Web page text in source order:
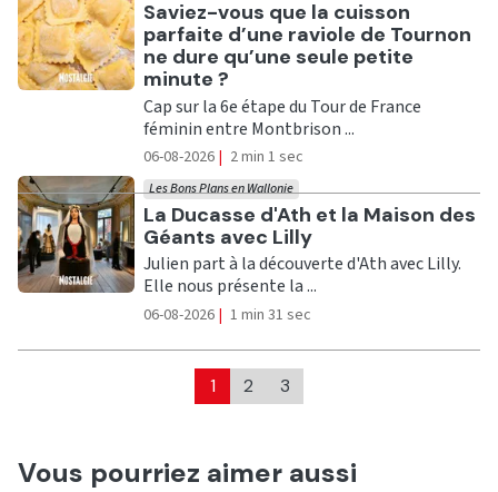
Ecouter
Saviez-vous que la cuisson
parfaite d’une raviole de Tournon
ne dure qu’une seule petite
minute ?
Cap sur la 6e étape du Tour de France
féminin entre Montbrison ...
06-08-2026 | 2 min 1 sec
Ecouter
La Ducasse d'Ath et la Maison des
Géants avec Lilly
Les Bons Plans en Wallonie
Julien part à la découverte d'Ath avec Lilly.
Elle nous présente la ...
06-08-2026 | 1 min 31 sec
1 2 3
Vous pourriez aimer aussi